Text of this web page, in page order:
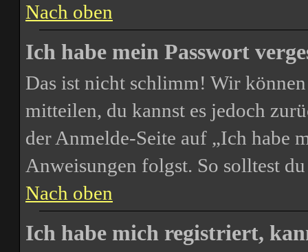
Nach oben
Ich habe mein Passwort
Das ist nicht schlimm! Wir
mitteilen, du kannst es jedoch
der Anmelde-Seite auf „Ich habe
Anweisungen folgst. So solltest
Nach oben
Ich habe mich registriert,